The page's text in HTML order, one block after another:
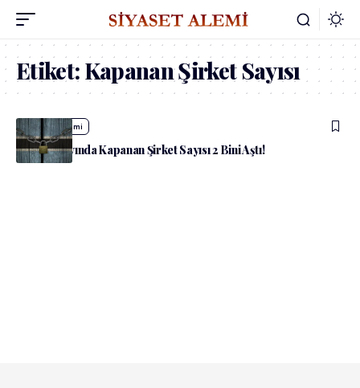
Etiket:Kapanan Şirket Sayısı
admin Ekonomi
Temmuz Ayında Kapanan Şirket Sayısı 2 Bini Aştı!